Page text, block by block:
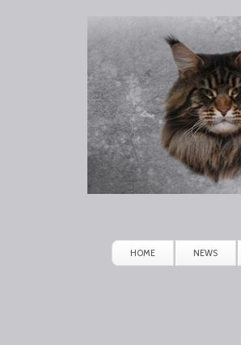
Winerau
Maine
Coon
HOME NEWS